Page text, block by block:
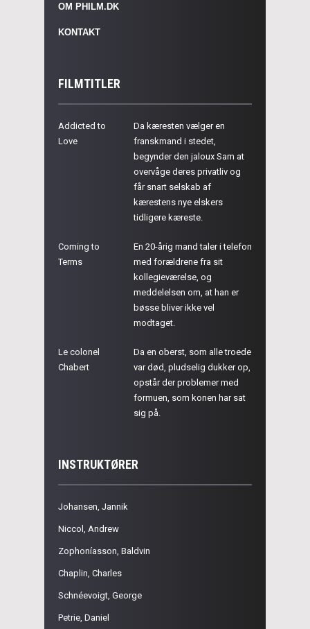
OM PHILM.DK
KONTAKT
FILMTITLER
Addicted to
Love
Da kæresten vælger en
franskmand i stedet,
begynder den jaloux Sam at
overvåge deres privatliv og
får snart selskab af
kærestens nye elskers
tidligere kæreste.
Coming to
Terms
En 20-årig mand taler i telefon
med forældrene fra sit
kollegieværelse, og
meddelelsen om, at han er
bøsse bliver ikke vel
modtaget.
Le colonel
Chabert
Da en oberst, som alle troede
var død, pludselig dukker op,
opstår der problemer med
formuen, som konen har sat
sig på.
INSTRUKTØRER
Johansen, Jannik
Niccol, Andrew
Zophoníasson, Baldvin
Chaplin, Charles
Schnéevoigt, George
Petrie, Daniel